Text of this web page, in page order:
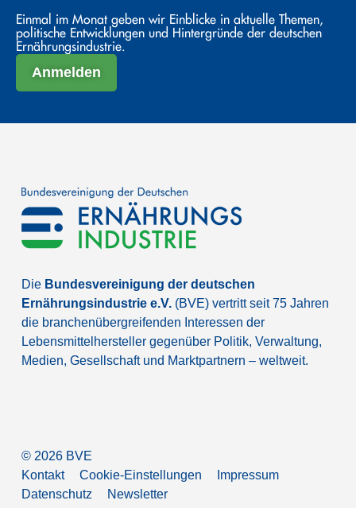
Einmal im Monat geben wir Einblicke in aktuelle Themen,
politische Entwicklungen und Hintergründe der deutschen
Ernährungsindustrie.
Anmelden
Die Bundesvereinigung der deutschen
Ernährungsindustrie e.V. (BVE) vertritt seit 75 Jahren
die branchenübergreifenden Interessen der
Lebensmittelhersteller gegenüber Politik, Verwaltung,
Medien, Gesellschaft und Marktpartnern – weltweit.
© 2026BVE
Kontakt
Cookie-Einstellungen
Impressum
Datenschutz
Newsletter